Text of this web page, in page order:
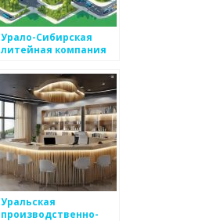
Урало-Сибирская
литейная компания
Уральская
производственно-